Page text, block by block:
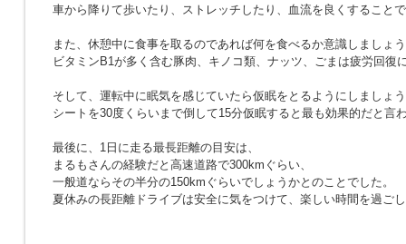
車から降りて歩いたり、ストレッチしたり、血流を良くすること
また、休憩中に食事を取るのであれば何を食べるか意識しましょ
ビタミンB1が多く含む豚肉、キノコ類、ナッツ、ごまは疲労回復
そして、運転中に眠気を感じていたら仮眠をとるようにしましょ
シートを30度くらいまで倒して15分仮眠すると最も効果的だと言
最後に、1日に走る最長距離の目安は、
まるもさんの経験だと高速道路で300kmぐらい、
一般道ならその半分の150kmぐらいでしょうかとのことでした。
夏休みの長距離ドライブは安全に気をつけて、楽しい時間を過ご